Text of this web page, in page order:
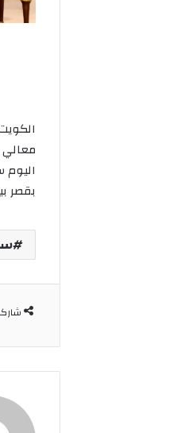
بقصر
آبل تنضم
التكنولوجيا